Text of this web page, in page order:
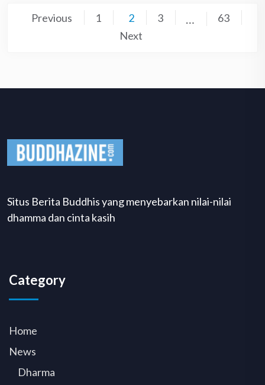
Posts
Previous 1 2 3
63
Next
Situs Berita Buddhis yang menyebarkan nilai-nilai
dhamma dan cinta kasih
Category
Home
News
Dharma